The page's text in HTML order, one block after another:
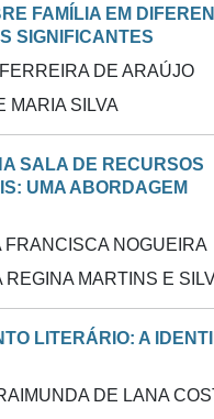
FAMÍLIA EM
SIGNIFICANTES
DE ARAÚJO
MARIA SILVA
SALA DE RECURSOS
UMA ABORDAGEM
FRANCISCA NOGUEIRA
MARTINS E
LITERÁRIO: A
DE LANA